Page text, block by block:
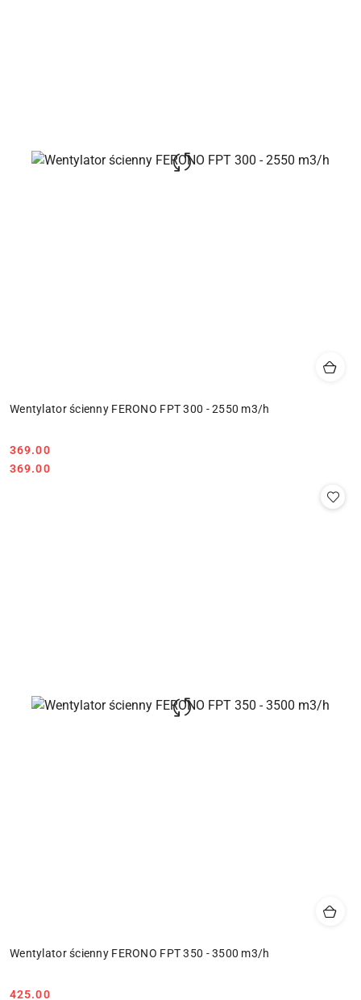
Wentylator ścienny FERONO FPT 300 - 2550 m3/h
Cena:
369.00
Cena:
369.00
Wentylator ścienny FERONO FPT 350 - 3500 m3/h
425.00